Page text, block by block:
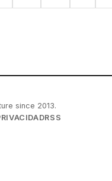
since 2013.
RSS